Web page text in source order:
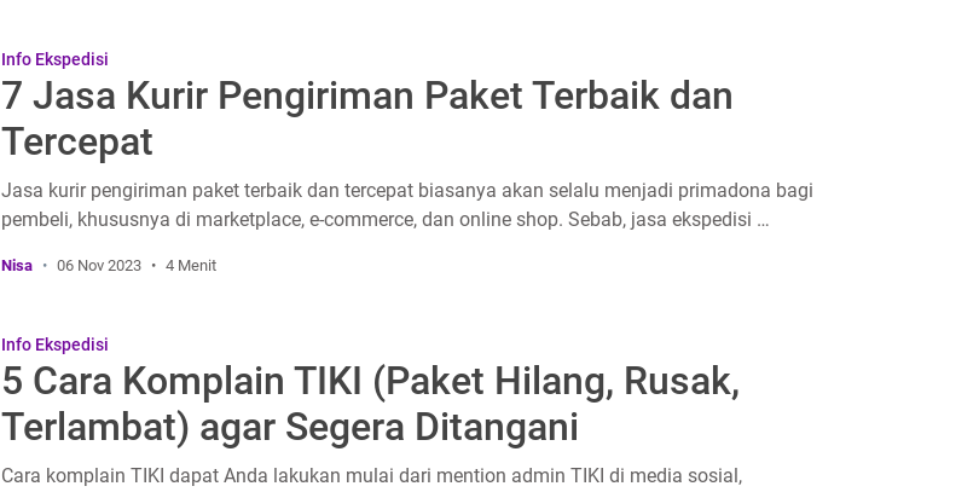
Info Ekspedisi
7 Jasa Kurir Pengiriman Paket Terbaik dan
Tercepat
Jasa kurir pengiriman paket terbaik dan tercepat biasanya akan selalu menjadi primadona bagi
pembeli, khususnya di marketplace, e-commerce, dan online shop. Sebab, jasa ekspedisi …
Nisa 06 Nov 2023 4 Menit
Info Ekspedisi
5 Cara Komplain TIKI (Paket Hilang, Rusak,
Terlambat) agar Segera Ditangani
Cara komplain TIKI dapat Anda lakukan mulai dari mention admin TIKI di media sosial,